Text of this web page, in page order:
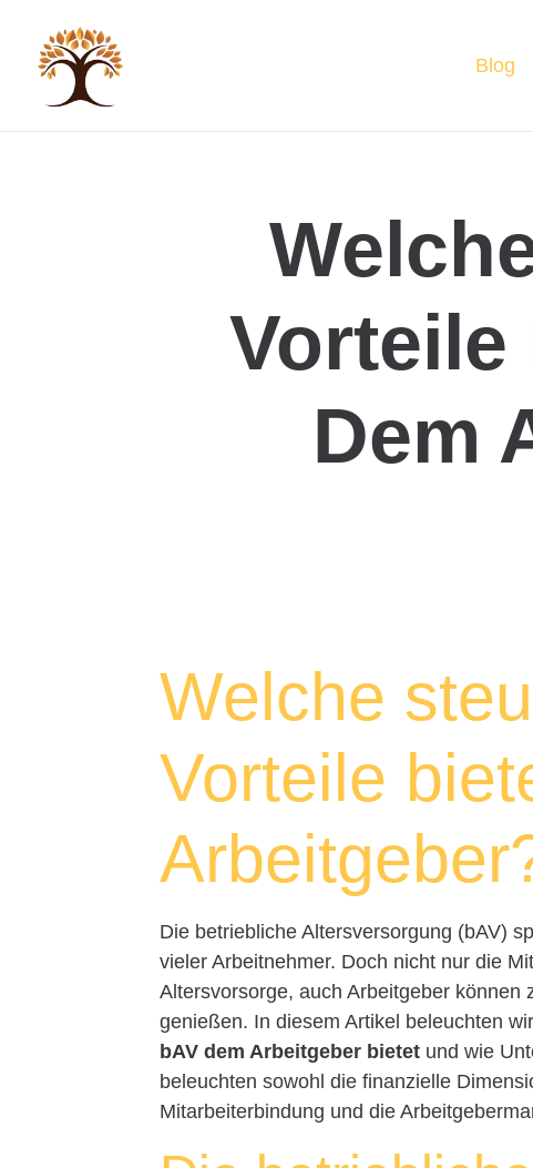
Blog
Vorteile
Dem
Welche
Vorteile
Die betriebliche Altersversorgung (bAV)
vieler Arbeitnehmer. Doch nicht nur die
Altersvorsorge, auch Arbeitgeber können
genießen. In diesem Artikel beleuchten
bAV dem Arbeitgeber bietet und wie
beleuchten sowohl die finanzielle
Mitarbeiterbindung und die